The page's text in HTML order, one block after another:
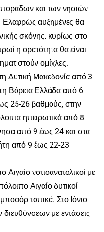
και των νησιών
Ελαφρώς αυξημένες θα
σκόνης, κυρίως στο
η ορατότητα θα είναι
ομίχλες.
Δυτική Μακεδονία από 3
Βόρεια Ελλάδα από 6
25-26 βαθμούς, στην
ηπειρωτικά από 8
από 9 έως 24 και στα
από 9 έως 22-23
Αιγαίο νοτιοανατολικοί με
Αιγαίο δυτικοί
τοπικά. Στο Ιόνιο
διευθύνσεων με εντάσεις